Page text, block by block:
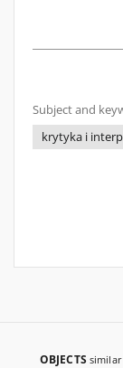
Subject and
krytyka i
OBJECTS similar